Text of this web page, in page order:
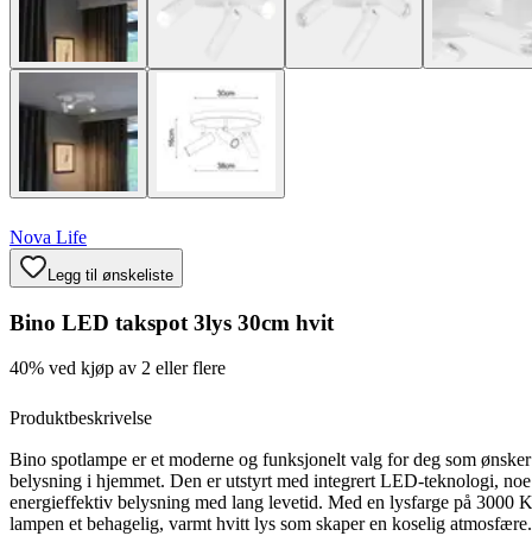
Nova Life
Legg til ønskeliste
Bino LED takspot 3lys 30cm hvit
40% ved kjøp av 2 eller flere
Produktbeskrivelse
Bino spotlampe er et moderne og funksjonelt valg for deg som
belysning i hjemmet. Den er utstyrt med integrert LED-teknologi,
energieffektiv belysning med lang levetid. Med en lysfarge på 3000
lampen et behagelig, varmt hvitt lys som skaper en koselig atmosfære.